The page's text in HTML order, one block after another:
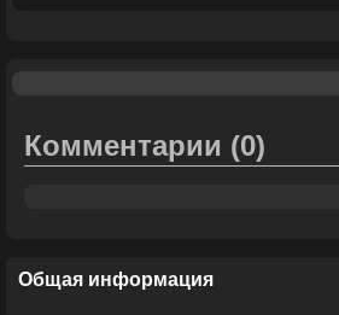
Комментарии (0)
Общая информация